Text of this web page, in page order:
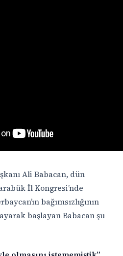
Ali Babacan, dün
İl Kongresi’nde
bağımsızlığının
başlayan Babacan şu